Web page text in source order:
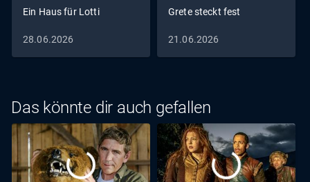
Ein Haus für Lotti
28.06.2026
Grete steckt fest
21.06.2026
Das könnte dir auch gefallen